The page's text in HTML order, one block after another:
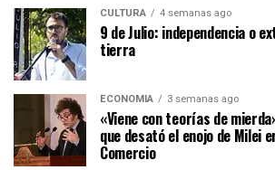
CULTURA 4 semanas ago
9 de Julio: independencia o
tierra
ECONOMÍA 3 semanas ago
«Viene con teorías de
que desató el enojo de Milei
Comercio